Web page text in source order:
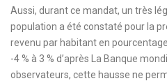
Aussi, durant ce mandat, un très
population a été constaté pour la
revenu par habitant en
-4 % à 3 % d’après La Banque
observateurs, cette hausse ne